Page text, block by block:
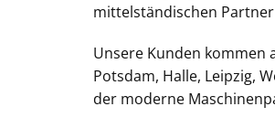
mittelständischen
Unsere Kunden kommen
Potsdam, Halle, Leipzig,
der moderne